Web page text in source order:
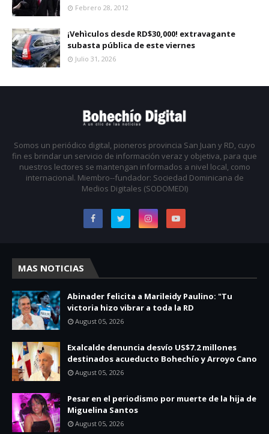
Febrero 28, 2012
¡Vehìculos desde RD$30,000! extravagante
subasta pública de este viernes
Julio 31, 2026
Somos un periódico digital, pioneros provincia San Juan y RD, cuyo
fin es brindar un servicio de información veraz y objetiva, para que
nuestros lectores se mantengan informados a nivel local, como
internacional. Miembro--fundador: Sociedad Dominicana de
Medios Digitales (SODOMEDI)
MAS NOTICIAS
Abinader felicita a Marileidy Paulino: "Tu
victoria hizo vibrar a toda la RD
August 05, 2026
Exalcalde denuncia desvío US$7.2 millones
destinados acueducto Bohechío y Arroyo Cano
August 05, 2026
Pesar en el periodismo por muerte de la hija de
Miguelina Santos
August 05, 2026